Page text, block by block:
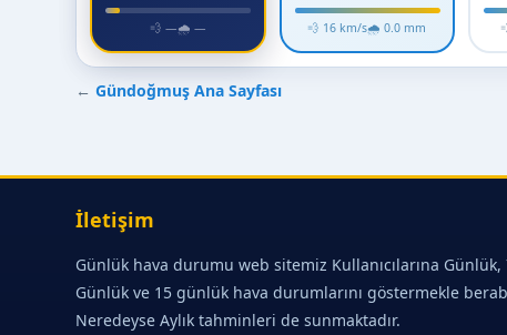
💨 —🌧 — 💨 16 km/s🌧 0.0 mm
← Gündoğmuş Ana Sayfası
İletişim
Günlük hava durumu web sitemiz Kullanıcılarına Günlük,
Günlük ve 15 günlük hava durumlarını göstermekle
Neredeyse Aylık tahminleri de sunmaktadır.